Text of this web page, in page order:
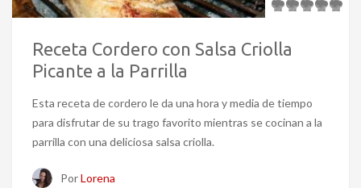
Receta Cordero con Salsa Criolla
Picante a la Parrilla
Esta receta de cordero le da una hora y media de tiempo
para disfrutar de su trago favorito mientras se cocinan a la
parrilla con una deliciosa salsa criolla.
PorLorena